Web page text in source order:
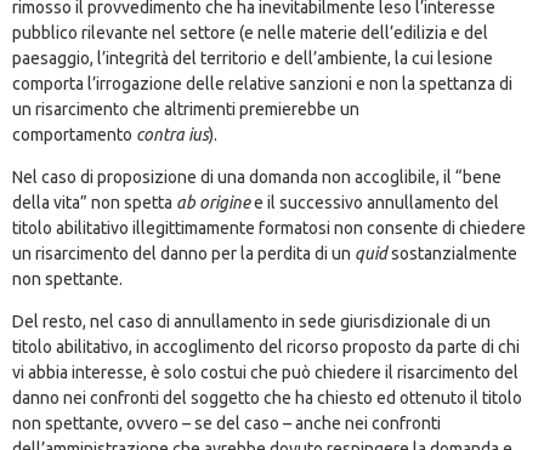
rimosso il provvedimento che ha inevitabilmente leso l’interesse
pubblico rilevante nel settore (e nelle materie dell’edilizia e del
paesaggio, l’integrità del territorio e dell’ambiente, la cui lesione
comporta l’irrogazione delle relative sanzioni e non la spettanza di
un risarcimento che altrimenti premierebbe un
comportamento contra ius).
Nel caso di proposizione di una domanda non accoglibile, il “bene
della vita” non spetta ab originee il successivo annullamento del
titolo abilitativo illegittimamente formatosi non consente di chiedere
un risarcimento del danno per la perdita di un quidsostanzialmente
non spettante.
Del resto, nel caso di annullamento in sede giurisdizionale di un
titolo abilitativo, in accoglimento del ricorso proposto da parte di chi
vi abbia interesse, è solo costui che può chiedere il risarcimento del
danno nei confronti del soggetto che ha chiesto ed ottenuto il titolo
non spettante, ovvero – se del caso – anche nei confronti